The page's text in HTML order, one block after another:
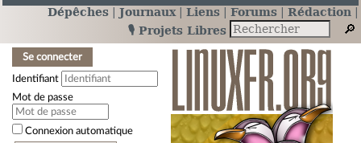
Dépêches Journaux Liens Forums
Rédaction
🎙️ Projets Libres
Se connecter
Identifiant
Mot de passe
Connexion automatique